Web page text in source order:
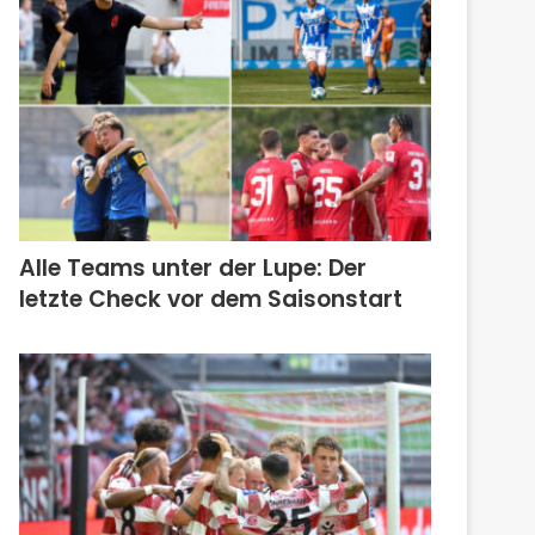
Alle Teams unter der Lupe: Der
letzte Check vor dem Saisonstart